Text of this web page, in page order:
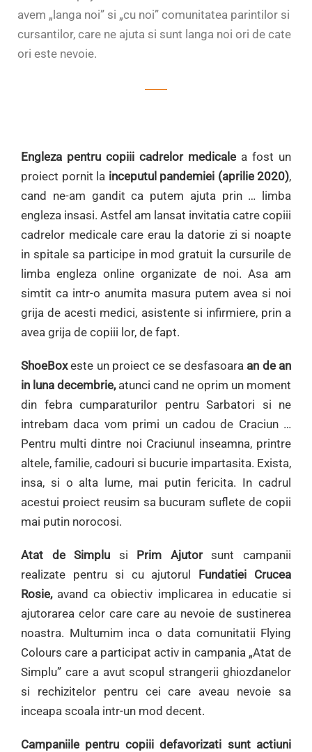
avem „langa noi” si „cu noi” comunitatea parintilor si
cursantilor, care ne ajuta si sunt langa noi ori de cate
ori este nevoie.
Engleza pentru copiii cadrelor medicale a fost un
proiect pornit la inceputul pandemiei (aprilie 2020),
cand ne-am gandit ca putem ajuta prin … limba
engleza insasi. Astfel am lansat invitatia catre copiii
cadrelor medicale care erau la datorie zi si noapte
in spitale sa participe in mod gratuit la cursurile de
limba engleza online organizate de noi. Asa am
simtit ca intr-o anumita masura putem avea si noi
grija de acesti medici, asistente si infirmiere, prin a
avea grija de copiii lor, de fapt.
ShoeBoxeste un proiect ce se desfasoara an de an
in luna decembrie,atunci cand ne oprim un moment
din febra cumparaturilor pentru Sarbatori si ne
intrebam daca vom primi un cadou de Craciun …
Pentru multi dintre noi Craciunul inseamna, printre
altele, familie, cadouri si bucurie impartasita. Exista,
insa, si o alta lume, mai putin fericita. In cadrul
acestui proiect reusim sa bucuram suflete de copii
mai putin norocosi.
Atat de Simplu si Prim Ajutorsunt campanii
realizate pentru si cu ajutorul Fundatiei Crucea
Rosie, avand ca obiectiv implicarea in educatie si
ajutorarea celor care care au nevoie de sustinerea
noastra. Multumim inca o data comunitatii Flying
Colours care a participat activ in campania „Atat de
Simplu” care a avut scopul strangerii ghiozdanelor
si rechizitelor pentru cei care aveau nevoie sa
inceapa scoala intr-un mod decent.
Campaniile pentru copiii defavorizati sunt actiuni